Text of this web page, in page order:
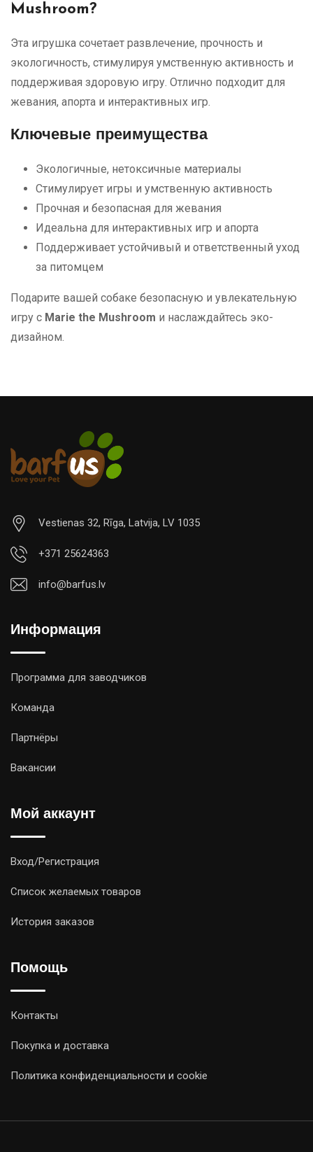
Mushroom?
Эта игрушка сочетает развлечение, прочность и
экологичность, стимулируя умственную активность и
поддерживая здоровую игру. Отлично подходит для
жевания, апорта и интерактивных игр.
Ключевые преимущества
Экологичные, нетоксичные материалы
Стимулирует игры и умственную активность
Прочная и безопасная для жевания
Идеальна для интерактивных игр и апорта
Поддерживает устойчивый и ответственный уход
за питомцем
Подарите вашей собаке безопасную и увлекательную
игру с Marie the Mushroom и наслаждайтесь эко-
дизайном.
Vestienas 32, Rīga, Latvija, LV 1035
+371 25624363
info@barfus.lv
Информация
Программа для заводчиков
Команда
Партнёры
Вакансии
Мой аккаунт
Вход/Регистрация
Список желаемых товаров
История заказов
Помощь
Контакты
Покупка и доставка
Политика конфиденциальности и cookie